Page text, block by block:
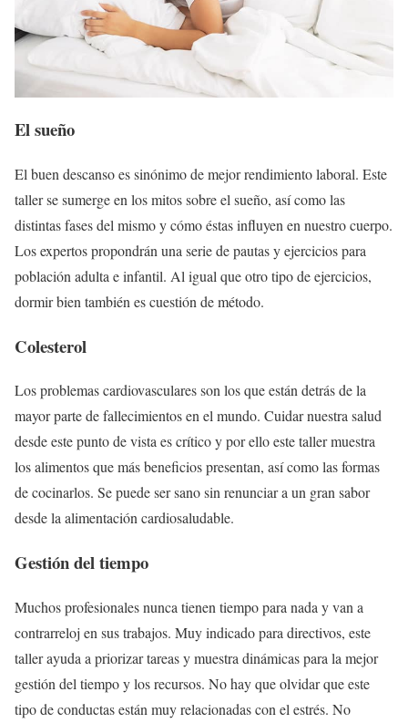
El sueño
El buen descanso es sinónimo de mejor rendimiento laboral. Este
taller se sumerge en los mitos sobre el sueño, así como las
distintas fases del mismo y cómo éstas influyen en nuestro cuerpo.
Los expertos propondrán una serie de pautas y ejercicios para
población adulta e infantil. Al igual que otro tipo de ejercicios,
dormir bien también es cuestión de método.
Colesterol
Los problemas cardiovasculares son los que están detrás de la
mayor parte de fallecimientos en el mundo. Cuidar nuestra salud
desde este punto de vista es crítico y por ello este taller muestra
los alimentos que más beneficios presentan, así como las formas
de cocinarlos. Se puede ser sano sin renunciar a un gran sabor
desde la alimentación cardiosaludable.
Gestión del tiempo
Muchos profesionales nunca tienen tiempo para nada y van a
contrarreloj en sus trabajos. Muy indicado para directivos, este
taller ayuda a priorizar tareas y muestra dinámicas para la mejor
gestión del tiempo y los recursos. No hay que olvidar que este
tipo de conductas están muy relacionadas con el estrés. No